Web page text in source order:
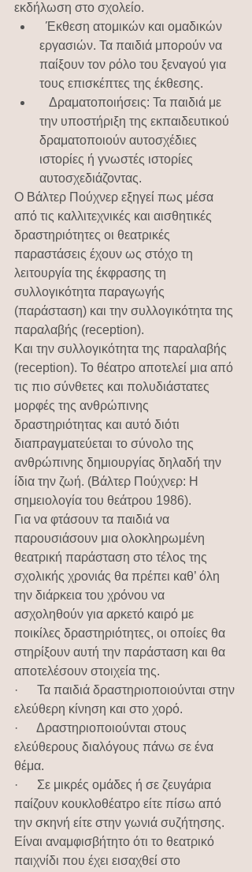
εκδήλωση στο σχολείο.
εργασιών. Τα παιδιά μπορούν να
παίξουν τον ρόλο του ξεναγού για
τους επισκέπτες της έκθεσης.
την υποστήριξη της εκπαιδευτικού
δραματοποιούν αυτοσχέδιες
ιστορίες ή γνωστές ιστορίες
αυτοσχεδιάζοντας.
Ο Βάλτερ Πούχνερ εξηγεί πως μέσα
από τις καλλιτεχνικές και αισθητικές
δραστηριότητες οι θεατρικές
παραστάσεις έχουν ως στόχο τη
λειτουργία της έκφρασης τη
συλλογικότητα παραγωγής
(παράσταση) και την συλλογικότητα της
παραλαβής (reception).
Και την συλλογικότητα της παραλαβής
(reception). Το θέατρο αποτελεί μια από
τις πιο σύνθετες και πολυδιάστατες
μορφές της ανθρώπινης
δραστηριότητας και αυτό διότι
διαπραγματεύεται το σύνολο της
ανθρώπινης δημιουργίας δηλαδή την
ίδια την ζωή. (Βάλτερ Πούχνερ: Η
σημειολογία του θεάτρου 1986).
Για να φτάσουν τα παιδιά να
παρουσιάσουν μια ολοκληρωμένη
θεατρική παράσταση στο τέλος της
σχολικής χρονιάς θα πρέπει καθ’ όλη
την διάρκεια του χρόνου να
ασχοληθούν για αρκετό καιρό με
ποικίλες δραστηριότητες, οι οποίες θα
στηρίξουν αυτή την παράσταση και θα
αποτελέσουν στοιχεία της.
·      Τα παιδιά δραστηριοποιούνται στην
ελεύθερη κίνηση και στο χορό.
·      Δραστηριοποιούνται στους
ελεύθερους διαλόγους πάνω σε ένα
θέμα.
·      Σε μικρές ομάδες ή σε ζευγάρια
παίζουν κουκλοθέατρο είτε πίσω από
την σκηνή είτε στην γωνιά συζήτησης.
Είναι αναμφισβήτητο ότι το θεατρικό
παιχνίδι που έχει εισαχθεί στο